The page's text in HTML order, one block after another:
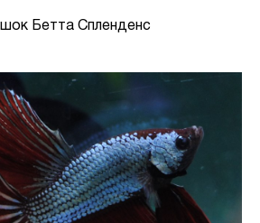
Бетта Спленденс